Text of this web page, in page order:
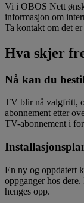
Vi i OBOS Nett
informasjon om
Ta kontakt om det
Hva skjer
Nå kan du
TV blir nå valgfritt,
abonnement etter
TV-abonnement i
En ny og oppdatert
oppganger hos
henges opp.